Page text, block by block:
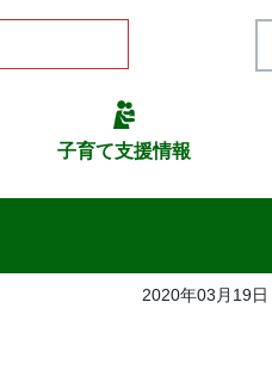
子育て支援情報
2020年03月19日